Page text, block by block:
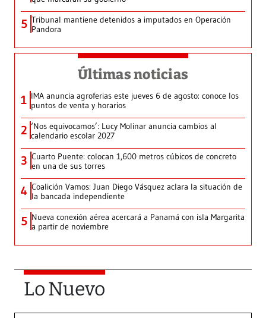
5 Tribunal mantiene detenidos a imputados en Operación
Pandora
Últimas noticias
1 IMA anuncia agroferias este jueves 6 de agosto: conoce los
puntos de venta y horarios
2 ‘Nos equivocamos’: Lucy Molinar anuncia cambios al
calendario escolar 2027
3 Cuarto Puente: colocan 1,600 metros cúbicos de concreto
en una de sus torres
4 Coalición Vamos: Juan Diego Vásquez aclara la situación de
la bancada independiente
5 Nueva conexión aérea acercará a Panamá con isla Margarita
a partir de noviembre
Lo Nuevo